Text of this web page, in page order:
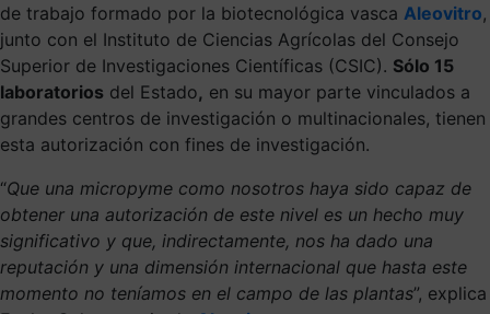
de trabajo formado por la biotecnológica vasca Aleovitro,
junto con el Instituto de Ciencias Agrícolas del Consejo
Superior de Investigaciones Científicas (CSIC). Sólo 15
laboratorios del Estado, en su mayor parte vinculados a
grandes centros de investigación o multinacionales, tienen
esta autorización con fines de investigación.
“Que una micropyme como nosotros haya sido capaz de
obtener una autorización de este nivel es un hecho muy
significativo y que, indirectamente, nos ha dado una
reputación y una dimensión internacional que hasta este
momento no teníamos en el campo de las plantas”, explica